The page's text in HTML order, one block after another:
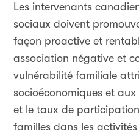
Les intervenants
sociaux doivent
façon proactive et
association négative et
vulnérabilité familiale
socioéconomiques et
et le taux de
familles dans les